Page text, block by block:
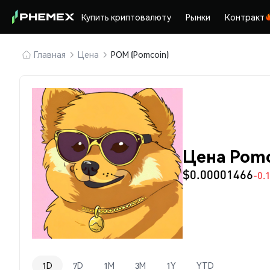
Купить криптовалюту Рынки Контракт
Главная Цена POM (Pomcoin)
Цена
$0.00001466-
1D 7D 1M 3M 1Y YTD